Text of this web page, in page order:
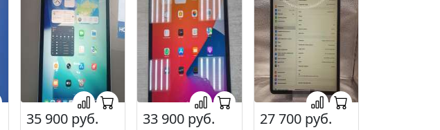
35 900 руб. 33 900 руб. 27 700 руб.